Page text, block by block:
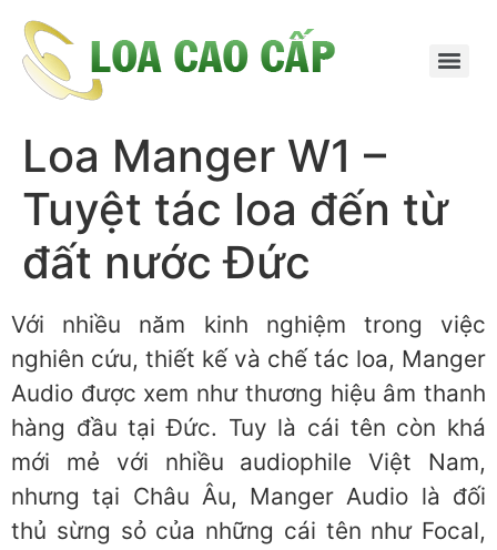
Loa Manger W1 –
Tuyệt tác loa đến từ
đất nước Đức
Với nhiều năm kinh nghiệm trong việc
nghiên cứu, thiết kế và chế tác loa, Manger
Audio được xem như thương hiệu âm thanh
hàng đầu tại Đức. Tuy là cái tên còn khá
mới mẻ với nhiều audiophile Việt Nam,
nhưng tại Châu Âu, Manger Audio là đối
thủ sừng sỏ của những cái tên như Focal,